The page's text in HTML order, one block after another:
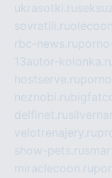
ukrasotki.ru
sovratili.ru
rbc-news.ru
13autor-
hostserve.ru
neznobi.ru
delfinet.ru
velotrenajery.ru
show-pets.ru
miraclecoon.ru